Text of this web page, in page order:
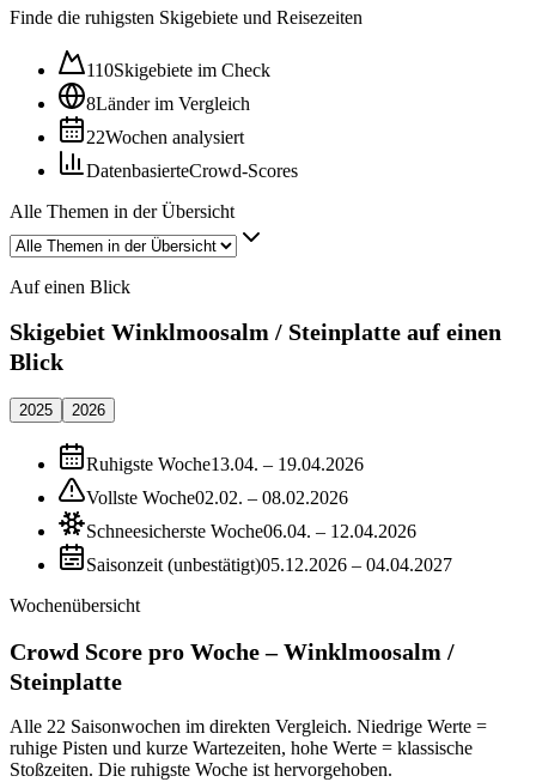
Finde die ruhigsten Skigebiete und Reisezeiten
110Skigebiete im Check
8Länder im Vergleich
22Wochen analysiert
DatenbasierteCrowd-Scores
Alle Themen in der Übersicht
Auf einen Blick
Skigebiet Winklmoosalm / Steinplatte auf einen
Blick
2025 2026
Ruhigste Woche13.04. – 19.04.2026
Vollste Woche02.02. – 08.02.2026
Schneesicherste Woche06.04. – 12.04.2026
Saisonzeit (unbestätigt)05.12.2026 – 04.04.2027
Wochenübersicht
Crowd Score pro Woche – Winklmoosalm /
Steinplatte
Alle 22 Saisonwochen im direkten Vergleich. Niedrige Werte =
ruhige Pisten und kurze Wartezeiten, hohe Werte = klassische
Stoßzeiten. Die ruhigste Woche ist hervorgehoben.